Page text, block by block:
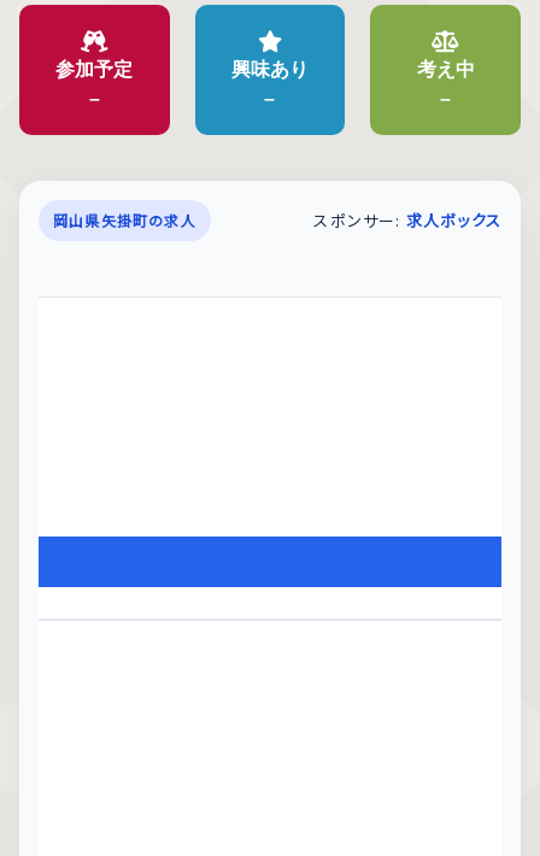
参加予定
–
興味あり
–
考え中
–
岡山県矢掛町の求人 スポンサー: 求人ボックス